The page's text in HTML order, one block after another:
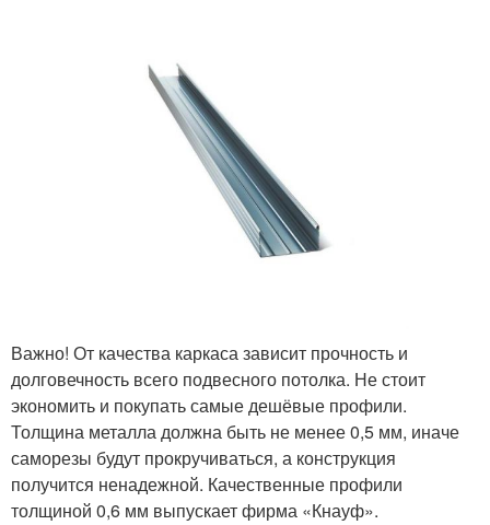
Важно! От качества каркаса зависит прочность и
долговечность всего подвесного потолка. Не стоит
экономить и покупать самые дешёвые профили.
Толщина металла должна быть не менее 0,5 мм, иначе
саморезы будут прокручиваться, а конструкция
получится ненадежной. Качественные профили
толщиной 0,6 мм выпускает фирма «Кнауф».